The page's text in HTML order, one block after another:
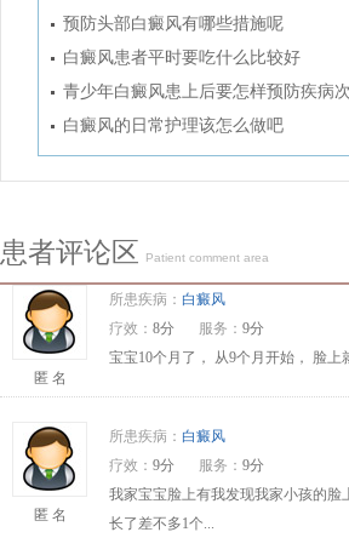
预防头部白癜风有哪些措施呢
白癜风患者平时要吃什么比较好
青少年白癜风患上后要怎样预防疾病
白癜风的日常护理该怎么做吧
患者评论区 Patient comment area
匿 名
所患疾病： 白癜风
疗效： 8分 服务： 9分
宝宝10个月了， 从9个月开始， 脸
匿 名
所患疾病： 白癜风
疗效： 9分 服务： 9分
我家宝宝脸上有我发现我家小孩的
长了差不多1个...